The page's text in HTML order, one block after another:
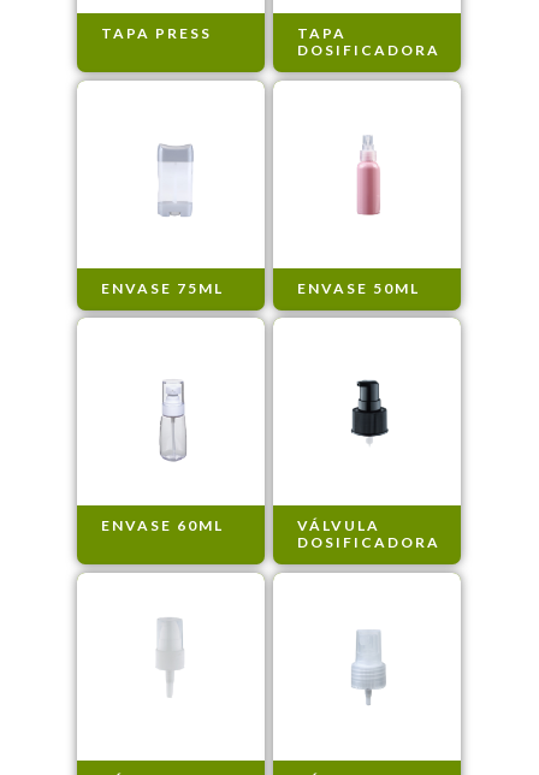
TAPA PRESS
TAPA
DOSIFICADORA
ENVASE 75ML ENVASE 50ML
ENVASE 60ML
VÁLVULA
DOSIFICADORA